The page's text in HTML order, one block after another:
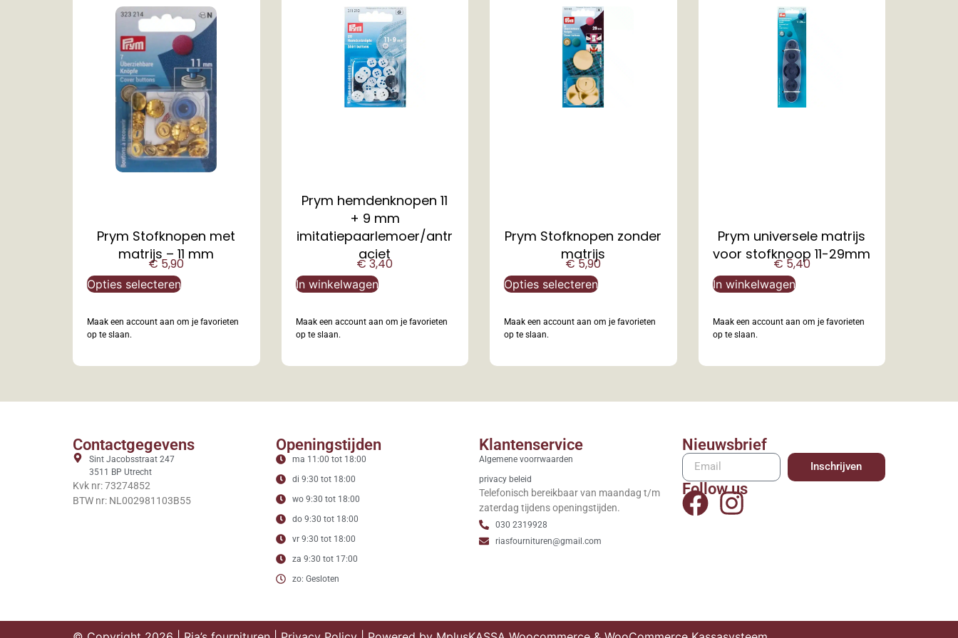
Prym Stofknopen met
matrijs – 11 mm
€5,90
Opties selecteren
Maak een account aan om je favorieten
op te slaan.
Prym hemdenknopen 11
+ 9 mm
imitatiepaarlemoer/antr
aciet
€3,40
In winkelwagen
Maak een account aan om je favorieten
op te slaan.
Prym Stofknopen zonder
matrijs
€5,90
Opties selecteren
Maak een account aan om je favorieten
op te slaan.
Prym universele matrijs
voor stofknoop 11-29mm
€5,40
In winkelwagen
Maak een account aan om je favorieten
op te slaan.
Contactgegevens
Sint Jacobsstraat 247
3511 BP Utrecht
Kvk nr: 73274852
BTW nr: NL002981103B55
Openingstijden
ma 11:00 tot 18:00
di 9:30 tot 18:00
wo 9:30 tot 18:00
do 9:30 tot 18:00
vr 9:30 tot 18:00
za 9:30 tot 17:00
zo: Gesloten
Klantenservice
Algemene voorrwaarden
privacy beleid
Telefonisch bereikbaar van maandag t/m
zaterdag tijdens openingstijden.
030 2319928
riasfournituren@gmail.com
Nieuwsbrief
Inschrijven
Follow us